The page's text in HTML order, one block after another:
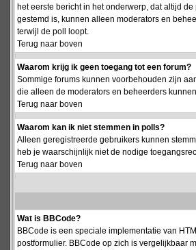
het eerste bericht in het onderwerp, dat altijd
gestemd is, kunnen alleen moderators en
terwijl de poll loopt.
Terug naar boven
Waarom krijg ik geen toegang tot een forum?
Sommige forums kunnen voorbehouden zijn
die alleen de moderators en beheerders
Terug naar boven
Waarom kan ik niet stemmen in polls?
Alleen geregistreerde gebruikers kunnen
heb je waarschijnlijk niet de nodige
Terug naar boven
Wat is BBCode?
BBCode is een speciale implementatie van
postformulier. BBCode op zich is vergelijkbaar